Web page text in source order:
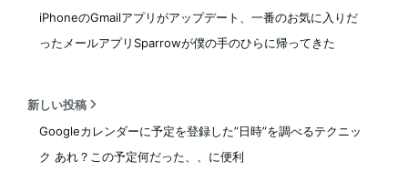
iPhoneのGmailアプリがアップデート、一番のお気に入りだ
ったメールアプリSparrowが僕の手のひらに帰ってきた
新しい投稿
Googleカレンダーに予定を登録した”日時”を調べるテクニッ
ク あれ？この予定何だった、、に便利